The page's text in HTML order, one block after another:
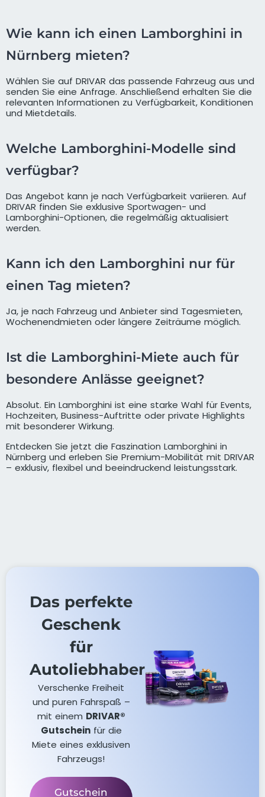
Wie kann ich einen Lamborghini in
Nürnberg mieten?
Wählen Sie auf DRIVAR das passende Fahrzeug aus und
senden Sie eine Anfrage. Anschließend erhalten Sie die
relevanten Informationen zu Verfügbarkeit, Konditionen
und Mietdetails.
Welche Lamborghini-Modelle sind
verfügbar?
Das Angebot kann je nach Verfügbarkeit variieren. Auf
DRIVAR finden Sie exklusive Sportwagen- und
Lamborghini-Optionen, die regelmäßig aktualisiert
werden.
Kann ich den Lamborghini nur für
einen Tag mieten?
Ja, je nach Fahrzeug und Anbieter sind Tagesmieten,
Wochenendmieten oder längere Zeiträume möglich.
Ist die Lamborghini-Miete auch für
besondere Anlässe geeignet?
Absolut. Ein Lamborghini ist eine starke Wahl für Events,
Hochzeiten, Business-Auftritte oder private Highlights
mit besonderer Wirkung.
Entdecken Sie jetzt die Faszination Lamborghini in
Nürnberg und erleben Sie Premium-Mobilität mit DRIVAR
– exklusiv, flexibel und beeindruckend leistungsstark.
Das perfekte
Geschenk
für
Autoliebhaber
Verschenke Freiheit
und puren Fahrspaß –
mit einem DRIVAR®
Gutscheinfür die
Miete eines exklusiven
Fahrzeugs!
Gutschein